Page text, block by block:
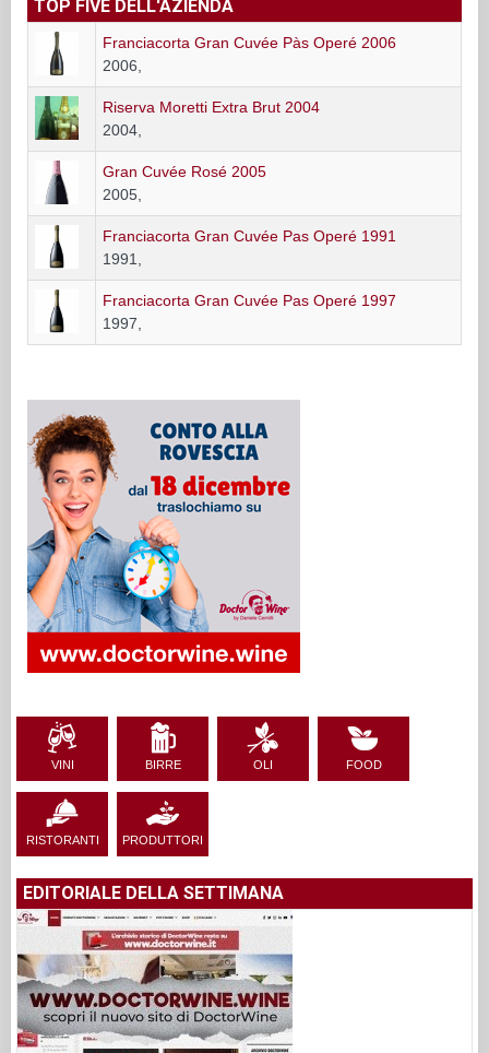
TOP FIVE DELL'AZIENDA
Franciacorta Gran Cuvée Pàs Operé 2006
2006,
Riserva Moretti Extra Brut 2004
2004,
Gran Cuvée Rosé 2005
2005,
Franciacorta Gran Cuvée Pas Operé 1991
1991,
Franciacorta Gran Cuvée Pas Operé 1997
1997,
VINI BIRRE OLI FOOD
RISTORANTI PRODUTTORI
EDITORIALE DELLA SETTIMANA